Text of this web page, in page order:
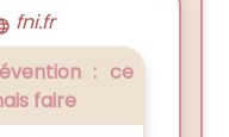
fni.fr
: ce
faire